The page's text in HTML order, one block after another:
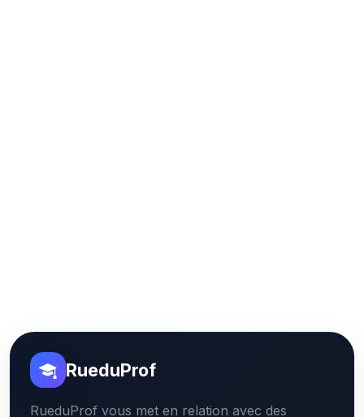
RueduProf
RueduProf vous met en relation avec des